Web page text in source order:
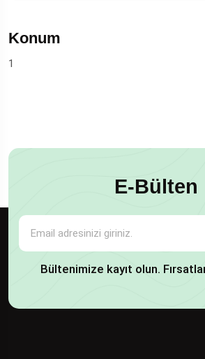
Konum
1
E-Bülten
Bültenimize kayıt olun.